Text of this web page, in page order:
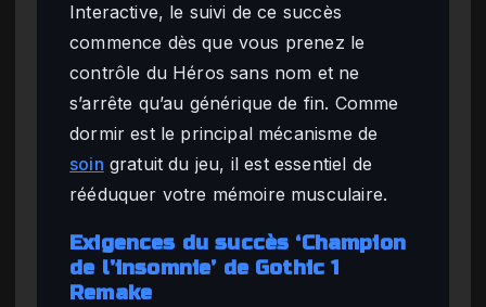
Interactive, le suivi de ce succès
commence dès que vous prenez le
contrôle du Héros sans nom et ne
s’arrête qu’au générique de fin. Comme
dormir est le principal mécanisme de
soin gratuit du jeu, il est essentiel de
rééduquer votre mémoire musculaire.
Exigences du succès ‘Champion
de l’insomnie’ de Gothic 1
Remake